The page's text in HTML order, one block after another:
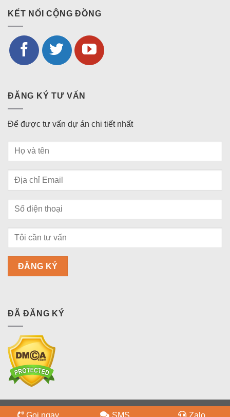
KẾT NỐI CỘNG ĐỒNG
ĐĂNG KÝ TƯ VẤN
Để được tư vấn dự án chi tiết nhất
ĐÃ ĐĂNG KÝ
Copyright 2026 © bdsquan9.vn
Gọi ngay SMS Zalo